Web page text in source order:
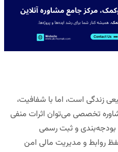
زندگی است، اما با شفافیت،
تخصصی می‌توان اثرات منفی
و ثبت رسمی
روابط و مدیریت مالی امن